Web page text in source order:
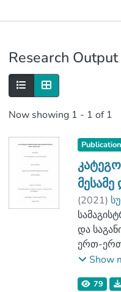
Research Output
Now showing 1 - 1 of 1
Publication
(2021)
აგრარულ
;
ტბელ
და
ერთ-
თითოეულ
Show
79